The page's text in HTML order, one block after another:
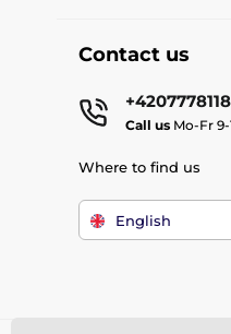
Contact us
Call us Mo-Fr 9-
Where to find us
English